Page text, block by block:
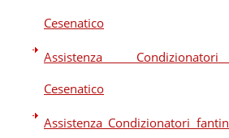
Cesenatico
Assistenza
Cesenatico
Assistenza Condizionatori